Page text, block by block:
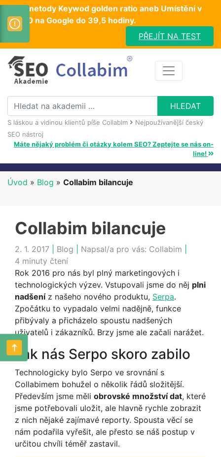
Test metody Keywod golden ratio aneb Umístění v
TOP10 na Google do 39,5 hodiny.
PŘEJÍT NA TEST
S láskou a vidinou klientů píše Collabim
Nejpoužívanější český
SEO nástroj
Máte nějaký problém či otázky kolem SEO? Zeptejte se nás on-
line!
Úvod » Blog » Collabim bilancuje
Collabim bilancuje
2. 1. 2017 Blog Napsal/a pro vás: Collabim
4 minuty čtení
Rok 2016 pro nás byl plný marketingových i
technologických výzev. Vstupovali jsme do něj plni
nadšeníz našeho nového produktu, Serpa.
Zpočátku to vypadalo velmi nadějně, funkce
přibývaly a přicházelo spoustu nadšených
uživatelů i zákazníků. Brzy jsme ale začali narážet.
Jak nás Serpo skoro zabilo
Technologicky bylo Serpo ve srovnání s
Collabimem bohužel o několik řádů složitější.
Především jsme měli obrovské množství dat, které
jsme potřebovali uložit, ale hlavně rychle zobrazit
z nich nějaké zajímavé reporty. Spousta věcí se
nám podařila vyřešit, ale přesto se náš postup v
určitou chvíli téměř zastavil.